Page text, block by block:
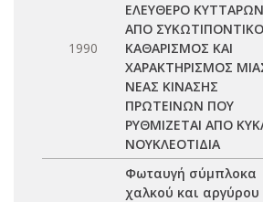
1990
ΕΛΕΥΘΕΡΟ ΚΥΤΤΑΡΩΝ
ΑΠΟ
ΚΑΘΑΡΙΣΜΟΣ ΚΑΙ
ΧΑΡΑΚΤΗΡΙΣΜΟΣ
ΝΕΑΣ ΚΙΝΑΣΗΣ
ΠΡΩΤΕΙΝΩΝ ΠΟΥ
ΡΥΘΜΙΖΕΤΑΙ ΑΠΟ
ΝΟΥΚΛΕΟΤΙΔΙΑ
Φωταυγή σύμπλοκα
χαλκού και αργύρου